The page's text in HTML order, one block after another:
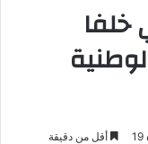
خلفا
19 أقل من دقيقة